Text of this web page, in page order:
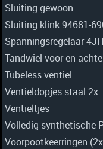
Sluiting gewoon
Sluiting klink 94681-
Spanningsregelaar
Tandwiel voor en
Tubeless ventiel
Ventieldopjes staal 2x
Ventieltjes
Volledig synthetische
Voorpootkeerringen